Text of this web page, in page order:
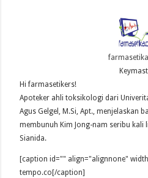
Hi farmasetikers!
Apoteker ahli toksikologi dari
Agus Gelgel, M.Si, Apt., menjelaskan
membunuh Kim Jong-nam seribu kali
Sianida.
[caption id="" align="alignnone"
tempo.co[/caption]